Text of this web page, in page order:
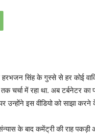
हरभजन सिंह के गुस्से से हर कोई
चर्चा में रहा था. अब टर्बनेटर का
उन्होंने इस वीडियो को साझा
के बाद कमेंट्री की राह